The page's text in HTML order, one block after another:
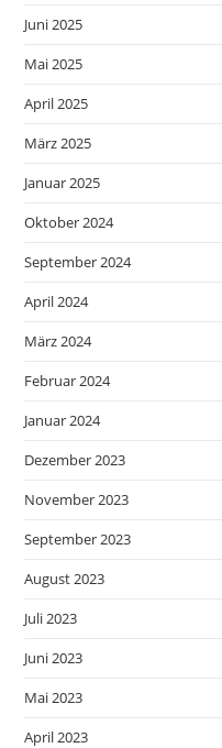
Juni 2025
Mai 2025
April 2025
März 2025
Januar 2025
Oktober 2024
September 2024
April 2024
März 2024
Februar 2024
Januar 2024
Dezember 2023
November 2023
September 2023
August 2023
Juli 2023
Juni 2023
Mai 2023
April 2023